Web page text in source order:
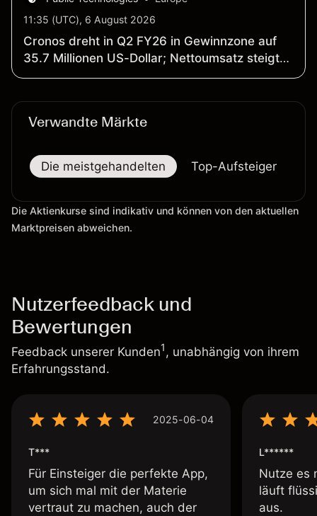
11:35 (UTC), 6 August 2026
Cronos dreht in Q2 FY26 in Gewinnzone auf
35.7 Millionen US-Dollar; Nettoumsatz steigt
um 58 Prozent auf 53 Millionen US-Dollar
Verwandte Märkte
Die meistgehandelten Top-Aufsteiger
Die Aktienkurse sind indikativ und können von den aktuellen
Marktpreisen abweichen.
Nutzerfeedback und
Bewertungen
Feedback unserer Kunden1, unabhängig von ihrem
Erfahrungsstand.
2025-06-04
T***
Für Einsteiger die perfekte App,
um sich mal mit der Materie
vertraut zu machen, auch der
L******
Nutze es
läuft
aus.